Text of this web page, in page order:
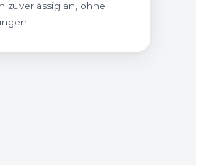
zuverlässig an, ohne